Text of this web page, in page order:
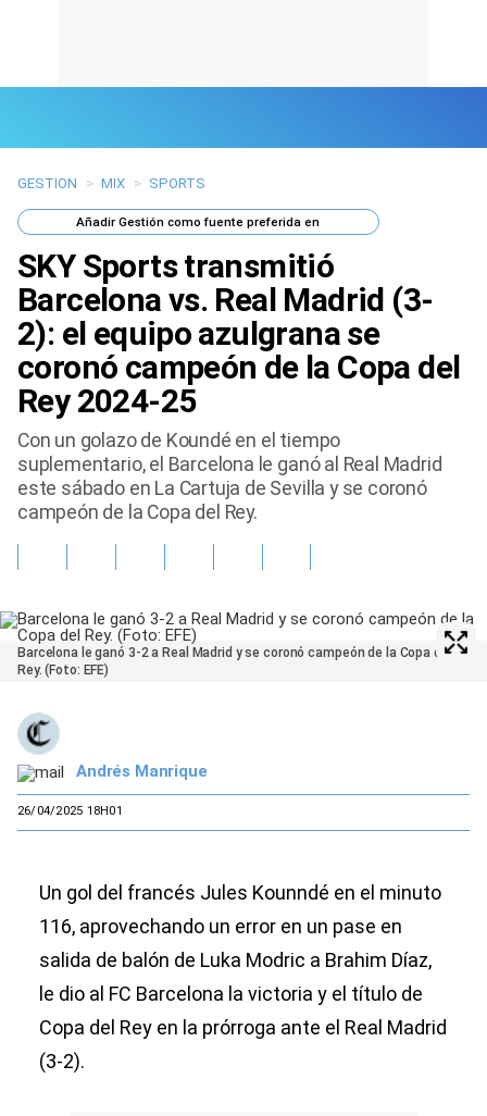
Últimas Noticias
Mi Bolsillo
Respuestas
Gente
Vida Laboral
Tendencias Mix
Sports
GESTION > MIX > SPORTS
AñadirGestión como fuente preferida en
SKY Sports transmitió
Barcelona vs. Real Madrid (3-
2): el equipo azulgrana se
coronó campeón de la Copa del
Rey 2024-25
Con un golazo de Koundé en el tiempo
suplementario, el Barcelona le ganó al Real Madrid
este sábado en La Cartuja de Sevilla y se coronó
campeón de la Copa del Rey.
Barcelona le ganó 3-2 a Real Madrid y se coronó campeón de la Copa del
Rey. (Foto: EFE)
Andrés Manrique
26/04/2025 18H01
Un gol del francés Jules Kounndé en el minuto
116, aprovechando un error en un pase en
salida de balón de Luka Modric a Brahim Díaz,
le dio al FC Barcelona la victoria y el título de
Copa del Rey en la prórroga ante el Real Madrid
(3-2).